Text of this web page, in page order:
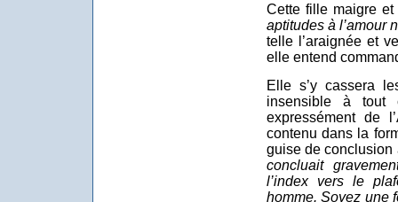
Cette fille maigre
aptitudes à l’amour
telle l’araignée et
elle entend
Elle s’y cassera
insensible à tout
expressément de
contenu dans la
guise de
concluait
l’index vers le
homme. Soyez une